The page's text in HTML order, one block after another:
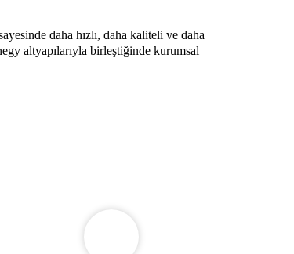
daha hızlı, daha kaliteli ve daha
altyapılarıyla birleştiğinde kurumsal